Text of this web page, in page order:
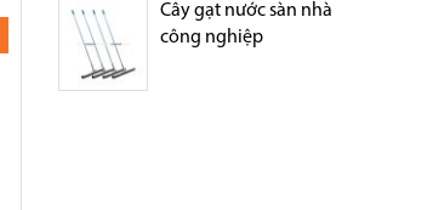
Cây gạt nước sàn nhà
công nghiệp